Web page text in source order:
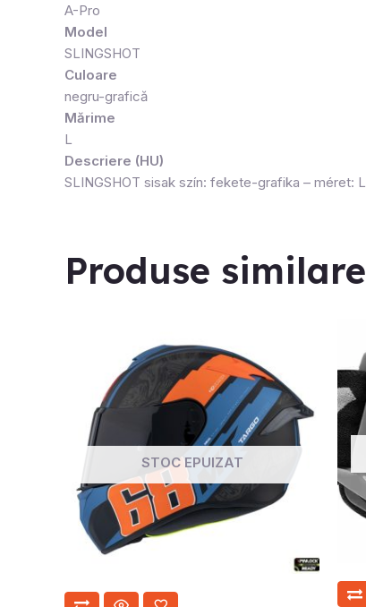
A-Pro
Model
SLINGSHOT
Culoare
negru-grafică
Mărime
L
Descriere (HU)
SLINGSHOT sisak szín: fekete-grafika – méret: L
Produse similare
STOC EPUIZAT